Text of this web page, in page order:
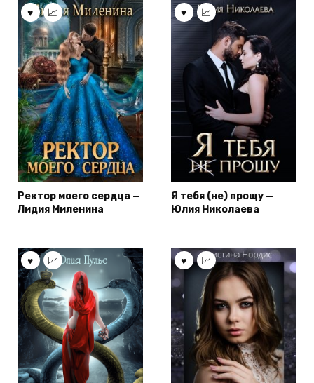
Ректор моего сердца —
Лидия Миленина
Я тебя (не) прощу —
Юлия Николаева